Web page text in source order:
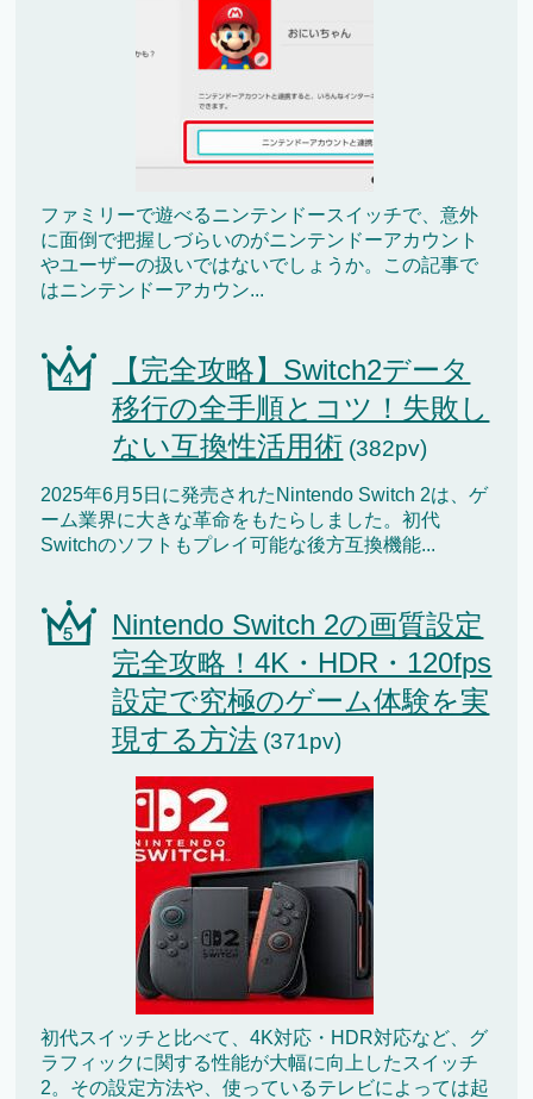
ファミリーで遊べるニンテンドースイッチで、意外
に面倒で把握しづらいのがニンテンドーアカウント
やユーザーの扱いではないでしょうか。この記事で
はニンテンドーアカウン...
【完全攻略】Switch2データ
移行の全手順とコツ！失敗し
ない互換性活用術 (382pv)
2025年6月5日に発売されたNintendo Switch 2は、ゲ
ーム業界に大きな革命をもたらしました。初代
Switchのソフトもプレイ可能な後方互換機能...
Nintendo Switch 2の画質設定
完全攻略！4K・HDR・120fps
設定で究極のゲーム体験を実
現する方法 (371pv)
初代スイッチと比べて、4K対応・HDR対応など、グ
ラフィックに関する性能が大幅に向上したスイッチ
2。その設定方法や、使っているテレビによっては起